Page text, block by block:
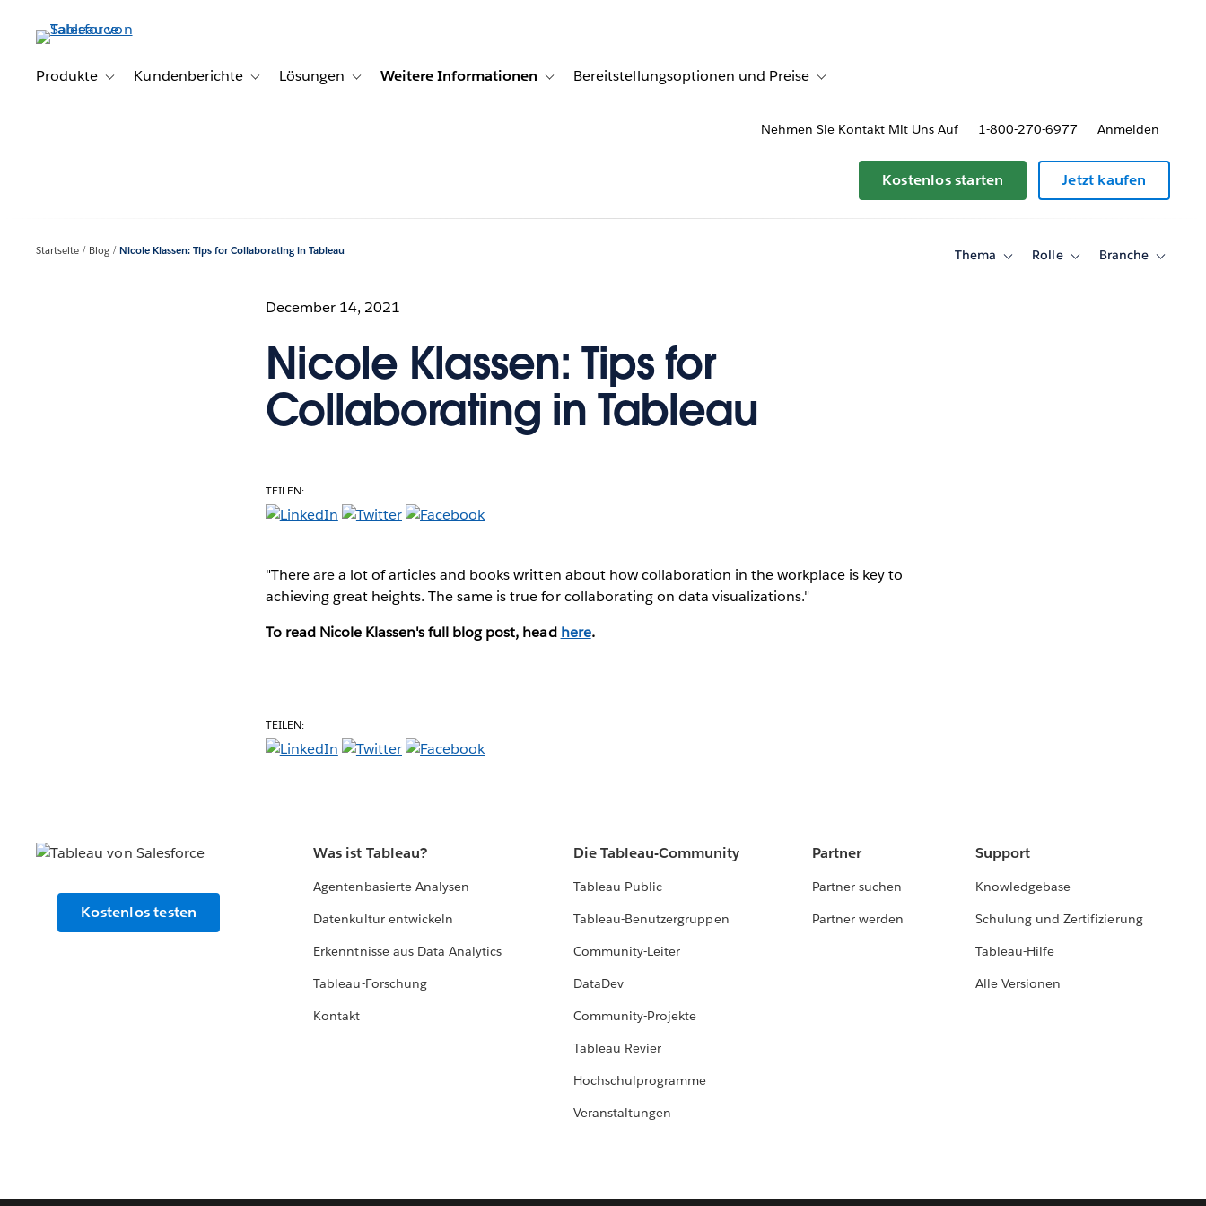
Produkte
Toggle sub-navigation for Produkte
Kundenberichte Toggle sub-navigation for Kundenberichte
Lösungen Toggle sub-navigation for Lösungen
Weitere Informationen Toggle sub-navigation for Weitere Informationen
Bereitstellungsoptionen und Preise Toggle sub-navigation for Bereitstellungsoptionen und Preise
Nehmen Sie Kontakt Mit Uns Auf 1-800-270-6977 Anmelden
Kostenlos starten Jetzt kaufen
Startseite Blog Nicole Klassen: Tips for Collaborating in Tableau Thema
ToggleRolle
ToggleBranche
Toggle
December 14, 2021
Nicole Klassen: Tips for
Collaborating in Tableau
TEILEN:
"There are a lot of articles and books written about how collaboration in the workplace is key to
achieving great heights. The same is true for collaborating on data visualizations."
To read Nicole Klassen's full blog post, head here.
TEILEN:
Kostenlos testen
Was ist Tableau?
Agentenbasierte Analysen
Datenkultur entwickeln
Erkenntnisse aus Data Analytics
Tableau-Forschung
Kontakt
Die Tableau-Community
Tableau Public
Tableau-Benutzergruppen
Community-Leiter
DataDev
Community-Projekte
Tableau Revier
Hochschulprogramme
Veranstaltungen
Partner
Partner suchen
Partner werden
Support
Knowledgebase
Schulung und Zertifizierung
Tableau-Hilfe
Alle Versionen